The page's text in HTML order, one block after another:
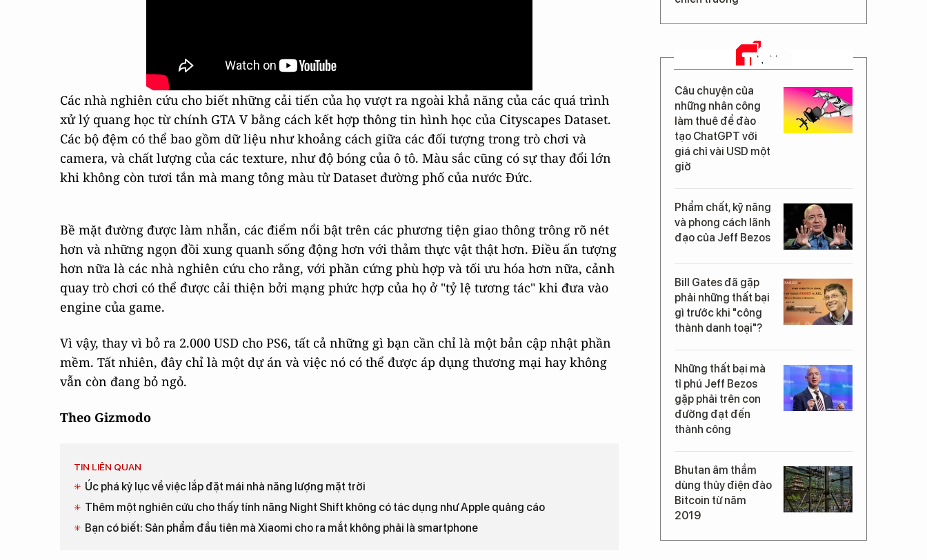
Các nhà nghiên cứu cho biết những cải tiến của họ vượt ra ngoài khả năng của các quá trình
xử lý quang học từ chính GTA V bằng cách kết hợp thông tin hình học của Cityscapes Dataset.
Các bộ đệm có thể bao gồm dữ liệu như khoảng cách giữa các đối tượng trong trò chơi và
camera, và chất lượng của các texture, như độ bóng của ô tô. Màu sắc cũng có sự thay đổi lớn
khi không còn tươi tắn mà mang tông màu từ Dataset đường phố của nước Đức.
Bề mặt đường được làm nhẵn, các điểm nổi bật trên các phương tiện giao thông trông rõ nét
hơn và những ngọn đồi xung quanh sống động hơn với thảm thực vật thật hơn. Điều ấn tượng
hơn nữa là các nhà nghiên cứu cho rằng, với phần cứng phù hợp và tối ưu hóa hơn nữa, cảnh
quay trò chơi có thể được cải thiện bởi mạng phức hợp của họ ở "tỷ lệ tương tác" khi đưa vào
engine của game.
Vì vậy, thay vì bỏ ra 2.000 USD cho PS6, tất cả những gì bạn cần chỉ là một bản cập nhật phần
mềm. Tất nhiên, đây chỉ là một dự án và việc nó có thể được áp dụng thương mại hay không
vẫn còn đang bỏ ngỏ.
Theo Gizmodo
TIN LIÊN QUAN
Úc phá kỷ lục về việc lắp đặt mái nhà năng lượng mặt trời
Thêm một nghiên cứu cho thấy tính năng Night Shift không có tác dụng như Apple quảng cáo
Bạn có biết: Sản phẩm đầu tiên mà Xiaomi cho ra mắt không phải là smartphone
TIN MỚI
Câu chuyện của
những nhân công
làm thuê để đào
tạo ChatGPT với
giá chỉ vài USD một
giờ
Phẩm chất, kỹ năng
và phong cách lãnh
đạo của Jeff Bezos
Bill Gates đã gặp
phải những thất bại
gì trước khi "công
thành danh toại"?
Những thất bại mà
tỉ phú Jeff Bezos
gặp phải trên con
đường đạt đến
thành công
Bhutan âm thầm
dùng thủy điện đào
Bitcoin từ năm
2019